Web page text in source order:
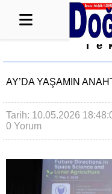
AY’DA YAŞAMIN
Tarih: 10.05.2026
0 Yorum